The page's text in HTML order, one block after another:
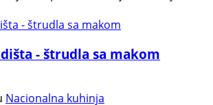
- štrudla sa makom
Nacionalna kuhinja